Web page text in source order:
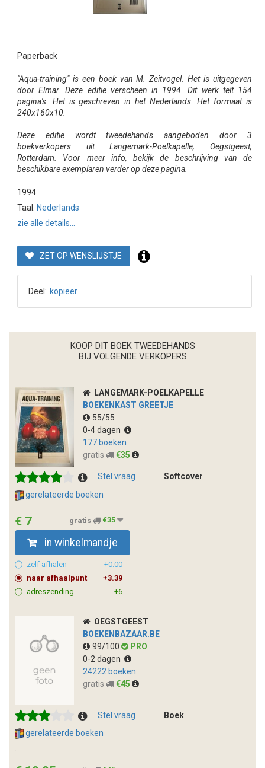
Paperback
"Aqua-training" is een boek van M. Zeitvogel. Het is uitgegeven
door Elmar. Deze editie verscheen in 1994. Dit werk telt 154
pagina's. Het is geschreven in het Nederlands. Het formaat is
240x160x10.
Deze editie wordt tweedehands aangeboden door 3
boekverkopers uit Langemark-Poelkapelle, Oegstgeest,
Rotterdam. Voor meer info, bekijk de beschrijving van de
beschikbare exemplaren verder op deze pagina.
1994
Taal: Nederlands
zie alle details...
ZET OP WENSLIJSTJE
Deel: kopieer
KOOP DIT BOEK TWEEDEHANDS
BIJ VOLGENDE VERKOPERS
LANGEMARK-POELKAPELLE
BOEKENKAST GREETJE
55/55
0-4 dagen
177 boeken
gratis
€35
Stel vraag
Softcover
gerelateerde boeken
€ 7 gratis €35
in winkelmandje
zelf afhalen
+0.00
naar afhaalpunt
+3.39
adreszending
+6
OEGSTGEEST
BOEKENBAZAAR.BE
99/100
PRO
0-2 dagen
24222 boeken
gratis
€45
Stel vraag
Boek
gerelateerde boeken
.